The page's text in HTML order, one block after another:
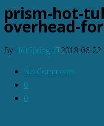
prism-hot-
overhead-
By HotSpring LT2018-06-22
No Comments
0
0